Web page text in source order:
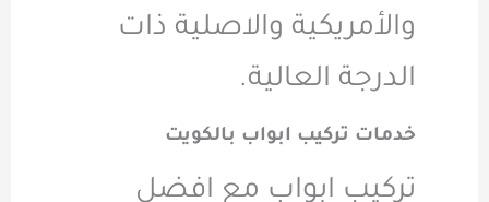
والأمريكية والاصلية ذات
الدرجة العالية.
خدمات تركيب ابواب بالكويت
تركيب ابواب مع افضل